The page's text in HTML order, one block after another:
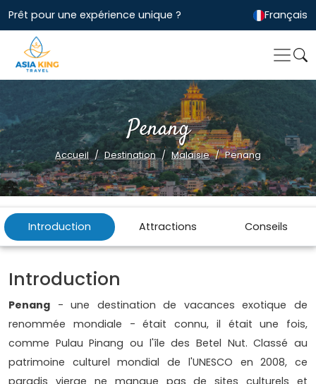
Prêt pour une expérience unique ? Français
Penang
Accueil Destination Malaisie Penang
Introduction Attractions Conseils
Introduction
Penang - une destination de vacances exotique de
renommée mondiale - était connu, il était une fois,
comme Pulau Pinang ou l'île des Betel Nut. Classé au
patrimoine culturel mondial de l'UNESCO en 2008, ce